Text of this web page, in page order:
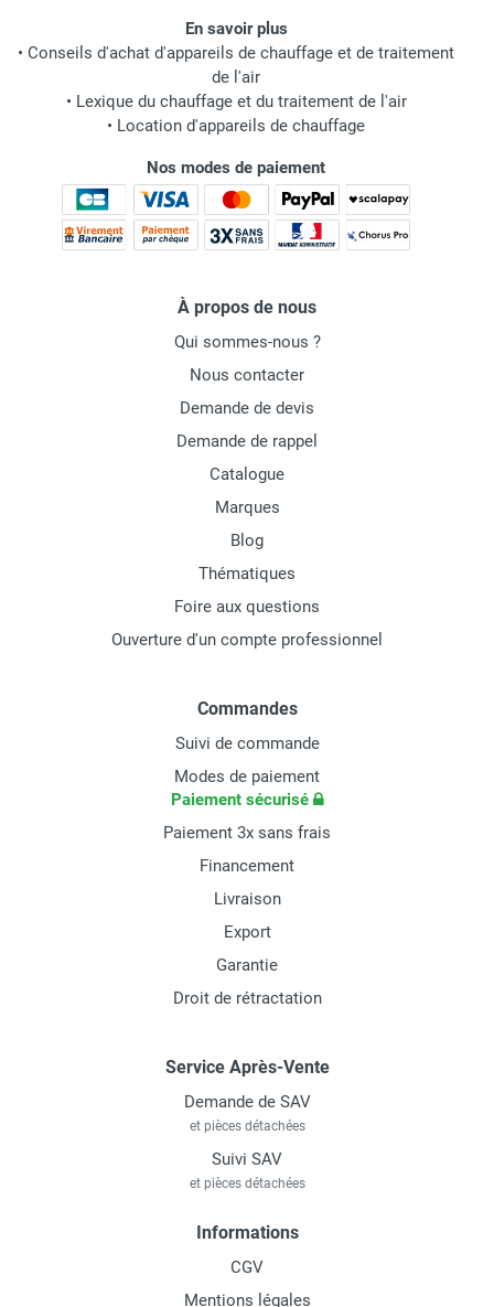
En savoir plus
• Conseils d'achat d'appareils de chauffage et de traitement
de l'air
• Lexique du chauffage et du traitement de l'air
• Location d'appareils de chauffage
Nos modes de paiement
À propos de nous
Qui sommes-nous ?
Nous contacter
Demande de devis
Demande de rappel
Catalogue
Marques
Blog
Thématiques
Foire aux questions
Ouverture d'un compte professionnel
Commandes
Suivi de commande
Modes de paiement
Paiement sécurisé
Paiement 3x sans frais
Financement
Livraison
Export
Garantie
Droit de rétractation
Service Après-Vente
Demande de SAV
et pièces détachées
Suivi SAV
et pièces détachées
Informations
CGV
Mentions légales